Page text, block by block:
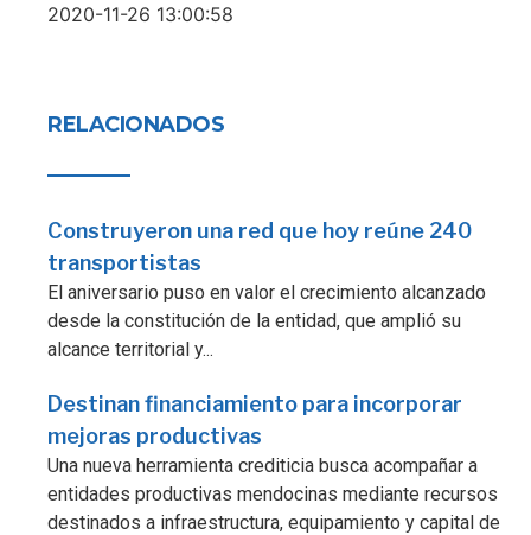
2020-11-26 13:00:58
RELACIONADOS
Construyeron una red que hoy reúne 240
transportistas
El aniversario puso en valor el crecimiento alcanzado
desde la constitución de la entidad, que amplió su
alcance territorial y...
Destinan financiamiento para incorporar
mejoras productivas
Una nueva herramienta crediticia busca acompañar a
entidades productivas mendocinas mediante recursos
destinados a infraestructura, equipamiento y capital de